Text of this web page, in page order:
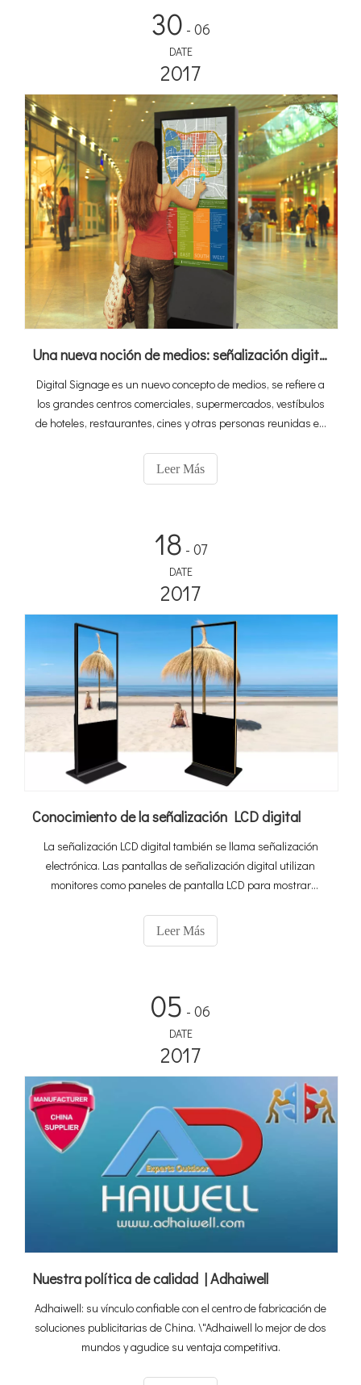
30 - 06
DATE
2017
Una nueva noción de medios: señalización digital
Digital Signage es un nuevo concepto de medios, se refiere a
los grandes centros comerciales, supermercados, vestíbulos
de hoteles, restaurantes, cines y otras personas reunidas en
pantalla grande, empresas de publicación de información,
profesionales multimedia financieros y de entretenimiento.
personas que reproducen características de la información
publicitaria, lo que da el efecto publicitario.En otros países,
también estaba a la par de los medios impresos, la radio, la
televisión e Internet, los llamados 'quintos medios'.
Leer Más
18 - 07
DATE
2017
Conocimiento de la señalización LCD digital
La señalización LCD digital también se llama señalización
electrónica. Las pantallas de señalización digital utilizan
monitores como paneles de pantalla LCD para mostrar
meteorológicos, menús de restaurantes o publicidad de
marketing.
Leer Más
05 - 06
DATE
2017
Nuestra política de calidad | Adhaiwell
Adhaiwell: su vínculo confiable con el centro de fabricación de
soluciones publicitarias de China. \"Adhaiwell lo mejor de dos
mundos y agudice su ventaja competitiva.